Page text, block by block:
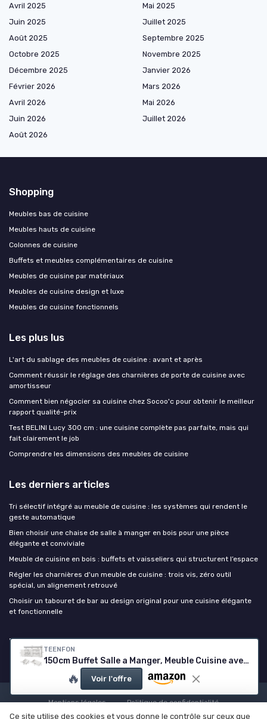
TEENFON
150cm Buffet Salle a Manger, Meuble Cuisine avec 4 Portes et 3 tiroirs, Buffet Cuisine à étagères réglables, Meuble de Rangement de Cuisine pour Salon, entrée, Blanc – 150 × 40 × 80 cm 150x40x80cm
🔥 Voir l'offre
Avril 2025
Mai 2025
Juin 2025
Juillet 2025
Août 2025
Septembre 2025
Octobre 2025
Novembre 2025
Décembre 2025
Janvier 2026
Février 2026
Mars 2026
Avril 2026
Mai 2026
Juin 2026
Juillet 2026
Août 2026
Shopping
Meubles bas de cuisine
Meubles hauts de cuisine
Colonnes de cuisine
Buffets et meubles complémentaires de cuisine
Meubles de cuisine par matériaux
Meubles de cuisine design et luxe
Meubles de cuisine fonctionnels
Les plus lus
L'art du sablage des meubles de cuisine : avant et après
Comment réussir le réglage des charnières de porte de cuisine avec
amortisseur
Comment bien négocier sa cuisine chez Socoo'c pour obtenir le meilleur
rapport qualité-prix
Test BELINI Lucy 300 cm : une cuisine complète pas parfaite, mais qui
fait clairement le job
Comprendre les dimensions des meubles de cuisine
Les derniers articles
Tri sélectif intégré au meuble de cuisine : les systèmes qui rendent le
geste automatique
Bien choisir une chaise de salle à manger en bois pour une pièce
élégante et conviviale
Meuble de cuisine en bois : buffets et vaisseliers qui structurent l’espace
Régler les charnières d'un meuble de cuisine : trois vis, zéro outil
spécial, un alignement retrouvé
Choisir un tabouret de bar au design original pour une cuisine élégante
et fonctionnelle
Le meuble cuisine
Mentions légales
Politique de confidentialité
Ce site utilise des cookies et vous donne le contrôle sur ceux que